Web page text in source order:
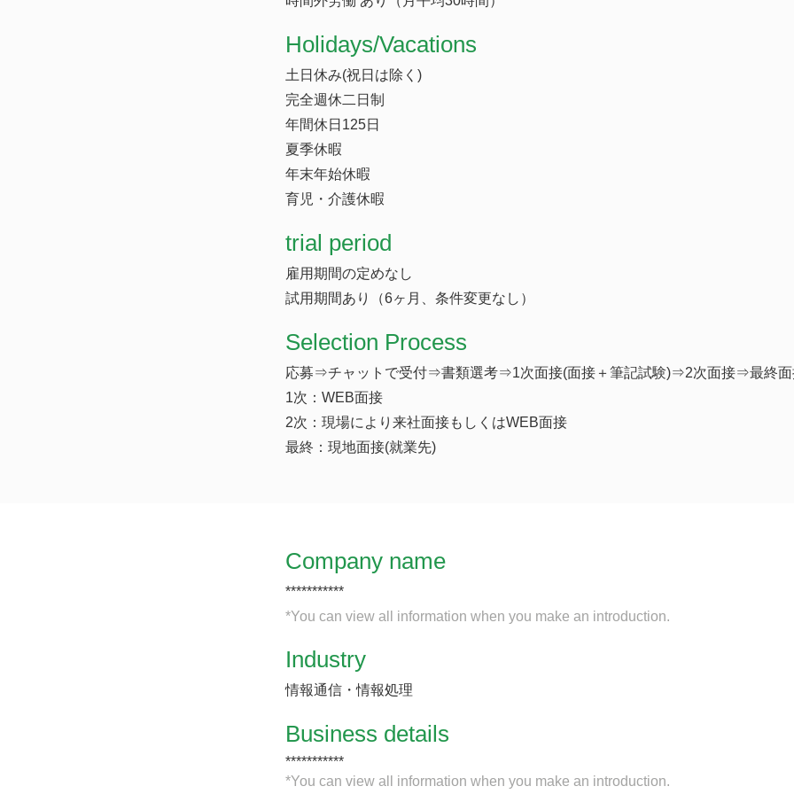
​Holidays/Vacations
土日休み(祝日は除く)
完全週休二日制
年間休日125日
夏季休暇
年末年始休暇
育児・介護休暇
trial period
雇用期間の定めなし
試用期間あり（6ヶ月、条件変更なし）
Selection Process
応募⇒チャットで受付⇒書類選考⇒1次面接(面接＋筆記試験)⇒2次面接⇒最終
1次：WEB面接
2次：現場により来社面接もしくはWEB面接
最終：現地面接(就業先)
Company name
***********
*You can view all information when you make an introduction.
Industry
情報通信・情報処理
​Business details
***********
*You can view all information when you make an introduction.